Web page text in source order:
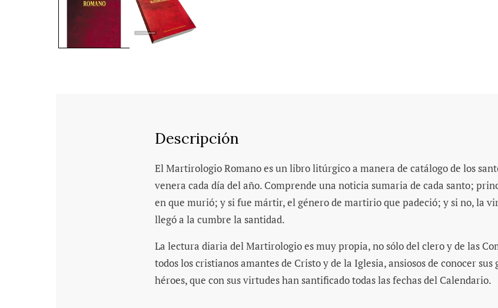
Descripción
El Martirologio Romano es un libro litúrgico a manera de catálogo de los
venera cada día del año. Comprende una noticia sumaria de cada santo;
en que murió; y si fue mártir, el género de martirio que padeció; y si no, la
llegó a la cumbre la santidad.
La lectura diaria del Martirologio es muy propia, no sólo del clero y de las
todos los cristianos amantes de Cristo y de la Iglesia, ansiosos de conocer
héroes, que con sus virtudes han santificado todas las fechas del Calendario.